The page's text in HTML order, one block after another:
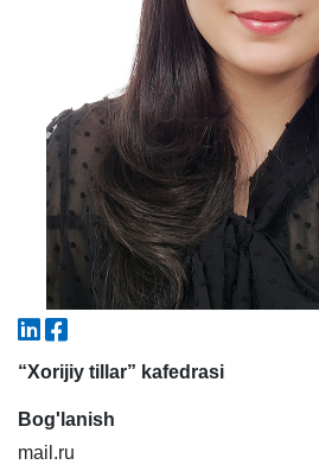
“Xorijiy tillar” kafedrasi
Bog'lanish
mail.ru
7. Call-center (4)
9. Magistratura kvotasi (4) ✉️